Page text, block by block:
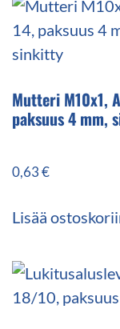
Mutteri M10x1,
paksuus 4 mm,
0,63€
Lisää